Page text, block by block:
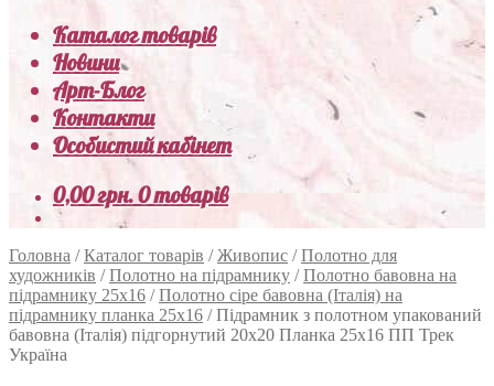
Каталог товарів
Новини
Арт-Блог
Контакти
Особистий кабінет
0,00грн.0 товарів
Головна /Каталог товарів /Живопис /Полотно для
художників /Полотно на підрамнику /Полотно бавовна на
підрамнику 25х16 /Полотно сіре бавовна (Італія) на
підрамнику планка 25х16 /Підрамник з полотном упакований
бавовна (Італія) підгорнутий 20х20 Планка 25х16 ПП Трек
Україна